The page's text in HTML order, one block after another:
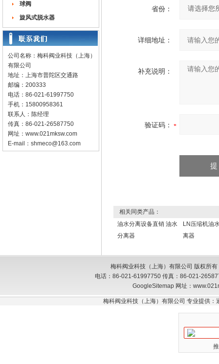
球阀
旋风式脱水器
公司名称：梅科阀业科技（上海）
有限公司
地址：上海市普陀区交通路
邮编：200333
电话：86-021-61997750
手机：15800958361
联系人：陈经理
传真：86-021-26587750
网址： www.021mksw.com
E-mail： shmeco@163.com
省份：
详细地址：
补充说明：
验证码：
相关同类产品：
油水分离设备直销 油水
分离器
LN压缩机油
离器
梅科阀业科技（上海）有限公司 版权所
电话：86-021-61997750 传真：86-021-
GoogleSitemap网址：
梅科阀业科技（上海）有限公司 专业提供